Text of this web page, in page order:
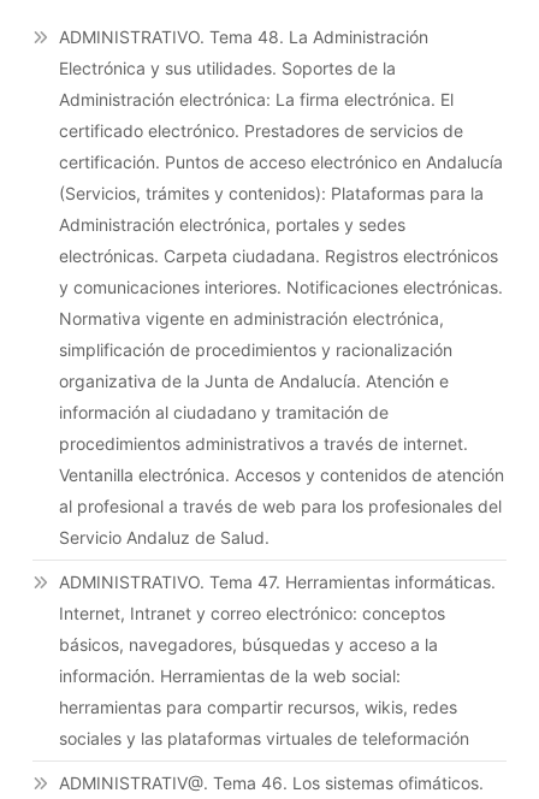
Funcionales:
Seguridad
Y
Privacidad.
ADMINISTRATIVO. Tema 48. La Administración
Electrónica y sus utilidades. Soportes de la
Administración electrónica: La firma electrónica. El
certificado electrónico. Prestadores de servicios de
certificación. Puntos de acceso electrónico en Andalucía
(Servicios, trámites y contenidos): Plataformas para la
Administración electrónica, portales y sedes
electrónicas. Carpeta ciudadana. Registros electrónicos
y comunicaciones interiores. Notificaciones electrónicas.
Normativa vigente en administración electrónica,
simplificación de procedimientos y racionalización
organizativa de la Junta de Andalucía. Atención e
información al ciudadano y tramitación de
procedimientos administrativos a través de internet.
Ventanilla electrónica. Accesos y contenidos de atención
al profesional a través de web para los profesionales del
Servicio Andaluz de Salud.
ADMINISTRATIVO. Tema 47. Herramientas informáticas.
Internet, Intranet y correo electrónico: conceptos
básicos, navegadores, búsquedas y acceso a la
información. Herramientas de la web social:
herramientas para compartir recursos, wikis, redes
sociales y las plataformas virtuales de teleformación
ADMINISTRATIV@. Tema 46. Los sistemas ofimáticos.